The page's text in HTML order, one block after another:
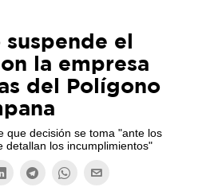
el
la empresa
del Polígono
que decisión se toma "ante los
detallan los incumplimientos"